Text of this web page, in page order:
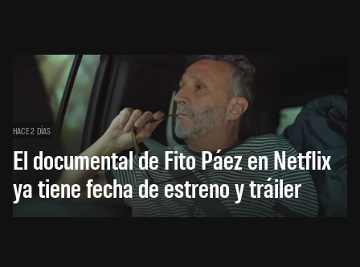
HACE 2 DÍAS
El documental de Fito Páez en Netflix
ya tiene fecha de estreno y tráiler